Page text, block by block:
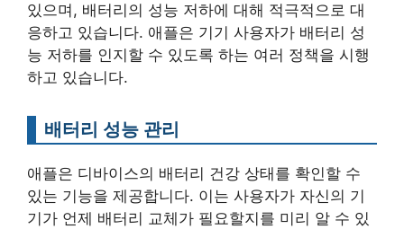
있으며, 배터리의 성능 저하에 대해 적극적으로 대
응하고 있습니다. 애플은 기기 사용자가 배터리 성
능 저하를 인지할 수 있도록 하는 여러 정책을 시행
하고 있습니다.
배터리 성능 관리
애플은 디바이스의 배터리 건강 상태를 확인할 수
있는 기능을 제공합니다. 이는 사용자가 자신의 기
기가 언제 배터리 교체가 필요할지를 미리 알 수 있